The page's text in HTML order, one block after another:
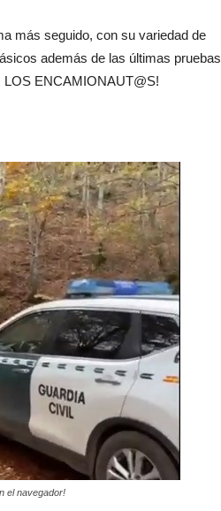
más seguido, con su variedad de
además de las últimas pruebas
LOS ENCAMIONAUT@S!
el navegador!